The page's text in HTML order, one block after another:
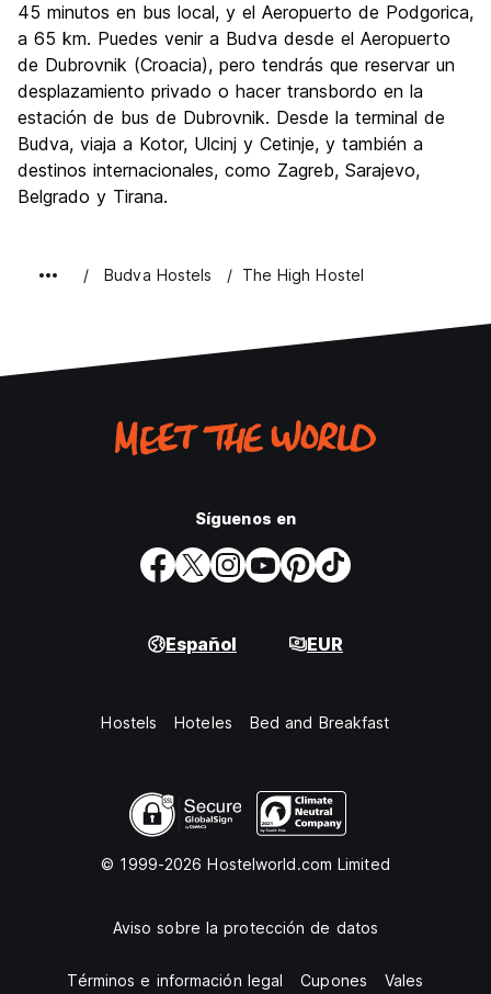
45 minutos en bus local, y el Aeropuerto de Podgorica,
a 65 km. Puedes venir a Budva desde el Aeropuerto
de Dubrovnik (Croacia), pero tendrás que reservar un
desplazamiento privado o hacer transbordo en la
estación de bus de Dubrovnik. Desde la terminal de
Budva, viaja a Kotor, Ulcinj y Cetinje, y también a
destinos internacionales, como Zagreb, Sarajevo,
Belgrado y Tirana.
Budva Hostels The High Hostel
Síguenos en
Español EUR
Hostels Hoteles Bed and Breakfast
© 1999-2026 Hostelworld.com Limited
Aviso sobre la protección de datos
Términos e información legal Cupones Vales